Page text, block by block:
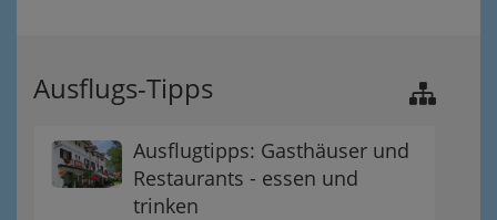
Ausflugs-Tipps
Ausflugtipps: Gasthäuser und
Restaurants - essen und
trinken